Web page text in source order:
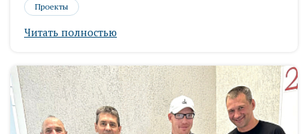
Проекты
Читать полностью